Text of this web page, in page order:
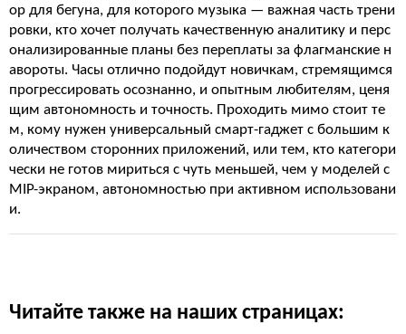
ор для бегуна, для которого музыка — важная часть трени
ровки, кто хочет получать качественную аналитику и перс
онализированные планы без переплаты за флагманские н
авороты. Часы отлично подойдут новичкам, стремящимся
прогрессировать осознанно, и опытным любителям, ценя
щим автономность и точность. Проходить мимо стоит те
м, кому нужен универсальный смарт-гаджет с большим к
оличеством сторонних приложений, или тем, кто категори
чески не готов мириться с чуть меньшей, чем у моделей с
MIP-экраном, автономностью при активном использовани
и.
Читайте также на наших страницах: